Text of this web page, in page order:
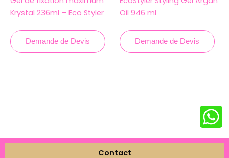
Krystal 236ml – Eco Styler
Demande de Devis
Oil 946 ml
Demande de Devis
Contact